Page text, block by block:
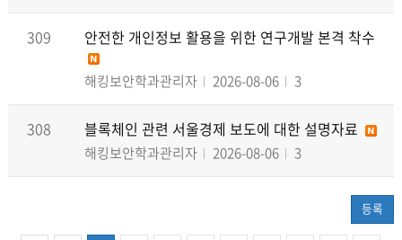
309 안전한 개인정보 활용을 위한 연구개발 본격 착수
해킹보안학과관리자 2026-08-06 3
308 블록체인 관련 서울경제 보도에 대한 설명자료
해킹보안학과관리자 2026-08-06 3
등록